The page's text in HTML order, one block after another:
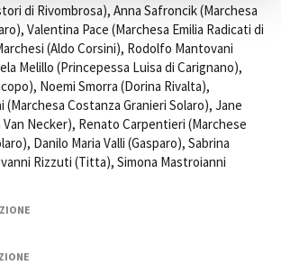
di Rivombrosa), Anna Safroncik (Marchesa
Valentina Pace (Marchesa Emilia Radicati di
(Aldo Corsini), Rodolfo Mantovani
Melillo (Princepessa Luisa di Carignano),
Noemi Smorra (Dorina Rivalta),
(Marchesa Costanza Granieri Solaro), Jane
Necker), Renato Carpentieri (Marchese
Danilo Maria Valli (Gasparo), Sabrina
Rizzuti (Titta), Simona Mastroianni